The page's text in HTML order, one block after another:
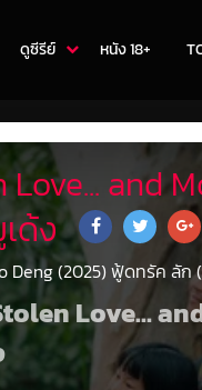
ดูซีรีย์ หนัง 18+
and
ด้ง
Deng (2025) ฟู้ดทรัค ลัก
Love…